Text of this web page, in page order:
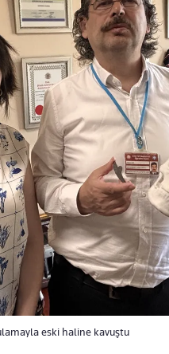
eski haline kavuştu